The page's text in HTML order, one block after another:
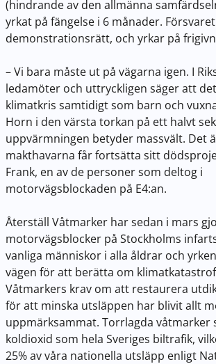
(hindrande av den allmänna
yrkat på fängelse i 6 månader.
demonstrationsrätt, och yrkar på
– Vi bara måste ut på vägarna igen. I
ledamöter och uttryckligen säger att
klimatkris samtidigt som barn och
Horn i den värsta torkan på ett halvt
uppvärmningen betyder massvält. Det
makthavarna får fortsätta sitt
Frank, en av de personer som deltog i
motorvägsblockaden på E4:an.
Återställ Våtmarker har sedan i mars
motorvägsblocker på Stockholms
vanliga människor i alla åldrar och
vägen för att berätta om
Våtmarkers krav om att restaurera
för att minska utsläppen har blivit allt
uppmärksammat. Torrlagda våtmarker
koldioxid som hela Sveriges biltrafik,
25% av våra nationella utsläpp enligt